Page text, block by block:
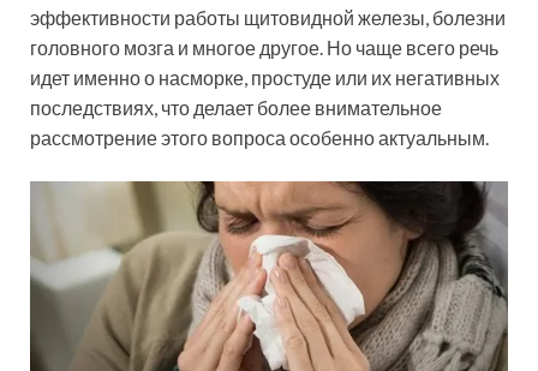
эффективности работы щитовидной железы, болезни
головного мозга и многое другое. Но чаще всего речь
идет именно о насморке, простуде или их негативных
последствиях, что делает более внимательное
рассмотрение этого вопроса особенно актуальным.